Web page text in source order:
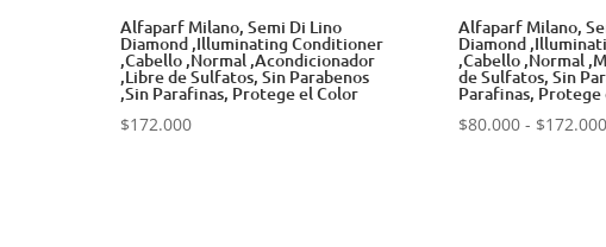
Alfaparf Milano, Semi Di Lino
Diamond ,Illuminating Conditioner
,Cabello ,Normal ,Acondicionador
,Libre de Sulfatos, Sin Parabenos
,Sin Parafinas, Protege el Color
$172.000
Alfaparf Milano,
Diamond
,Cabello ,Normal
de Sulfatos, Sin
Parafinas, Protege
$80.000 - $172.000